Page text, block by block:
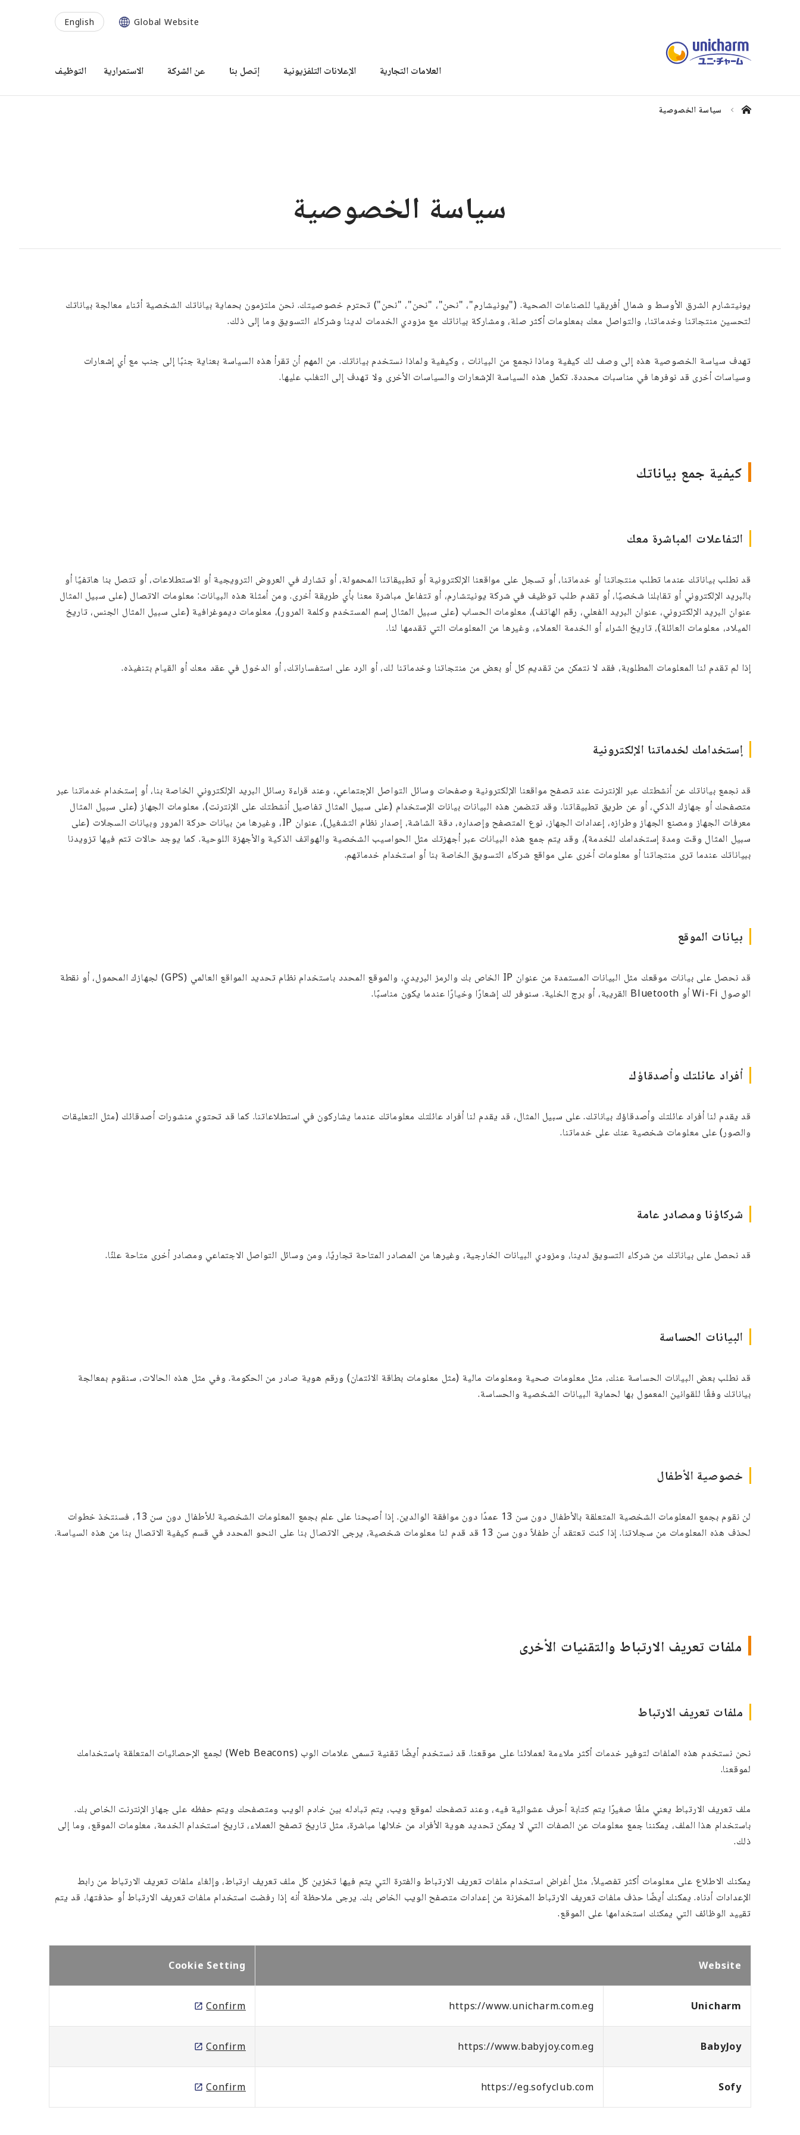
العلامات التجارية الإعلانات التلفزيونية إتصل بنا عن الشركة الاستمرارية التوظيف
Global Website
English
سياسة الخصوصية
سياسة الخصوصية
يونيتشارم الشرق الأوسط و شمال أفريقيا للصناعات الصحية. ("يونيشارم"، "نحن"، "نحن"، "نحن") تحترم خصوصيتك. نحن ملتزمون بحماية بياناتك الشخصية أثناء معالجة بياناتك
لتحسين منتجاتنا وخدماتنا، والتواصل معك بمعلومات أكثر صلة، ومشاركة بياناتك مع مزودي الخدمات لدينا وشركاء التسويق وما إلى ذلك.
تهدف سياسة الخصوصية هذه إلى وصف لك كيفية وماذا نجمع من البيانات ، وكيفية ولماذا نستخدم بياناتك. من المهم أن تقرأ هذه السياسة بعناية جنبًا إلى جنب مع أي إشعارات
وسياسات أخرى قد نوفرها في مناسبات محددة. تكمل هذه السياسة الإشعارات والسياسات الأخرى ولا تهدف إلى التغلب عليها.
كيفية جمع بياناتك
التفاعلات المباشرة معك
قد نطلب بياناتك عندما تطلب منتجاتنا أو خدماتنا، أو تسجل على مواقعنا الإلكترونية أو تطبيقاتنا المحمولة، أو تشارك في العروض الترويجية أو الاستطلاعات، أو تتصل بنا هاتفيًا أو
بالبريد الإلكتروني أو تقابلنا شخصيًا، أو تقدم طلب توظيف في شركة يونيتشارم، أو تتفاعل مباشرة معنا بأي طريقة أخرى. ومن أمثلة هذه البيانات: معلومات الاتصال (على سبيل المثال
عنوان البريد الإلكتروني، عنوان البريد الفعلي، رقم الهاتف)، معلومات الحساب (على سبيل المثال إسم المستخدم وكلمة المرور)، معلومات ديموغرافية (على سبيل المثال الجنس، تاريخ
الميلاد، معلومات العائلة)، تاريخ الشراء أو الخدمة العملاء، وغيرها من المعلومات التي تقدمها لنا.
إذا لم تقدم لنا المعلومات المطلوبة، فقد لا نتمكن من تقديم كل أو بعض من منتجاتنا وخدماتنا لك، أو الرد على استفساراتك، أو الدخول في عقد معك أو القيام بتنفيذه.
إستخدامك لخدماتنا الإلكترونية
قد نجمع بياناتك عن أنشطتك عبر الإنترنت عند تصفح مواقعنا الإلكترونية وصفحات وسائل التواصل الإجتماعي، وعند قراءة رسائل البريد الإلكتروني الخاصة بنا، أو إستخدام خدماتنا عبر
متصفحك أو جهازك الذكي، أو عن طريق تطبيقاتنا. وقد تتضمن هذه البيانات بيانات الإستخدام (على سبيل المثال تفاصيل أنشطتك على الإنترنت)، معلومات الجهاز (على سبيل المثال
معرفات الجهاز ومصنع الجهاز وطرازه، إعدادات الجهاز، نوع المتصفح وإصداره، دقة الشاشة، إصدار نظام التشغيل)، عنوان IP، وغيرها من بيانات حركة المرور وبيانات السجلات (على
سبيل المثال وقت ومدة إستخدامك للخدمة)، وقد يتم جمع هذه البيانات عبر أجهزتك مثل الحواسيب الشخصية والهواتف الذكية والأجهزة اللوحية. كما يوجد حالات تتم فيها تزويدنا
ببياناتك عندما ترى منتجاتنا أو معلومات أخرى على مواقع شركاء التسويق الخاصة بنا أو استخدام خدماتهم.
بيانات الموقع
قد نحصل على بيانات موقعك مثل البيانات المستمدة من عنوان IP الخاص بك والرمز البريدي، والموقع المحدد باستخدام نظام تحديد المواقع العالمي (GPS) لجهازك المحمول، أو نقطة
الوصول Wi-Fi أو Bluetooth القريبة، أو برج الخلية. سنوفر لك إشعارًا وخيارًا عندما يكون مناسبًا.
أفراد عائلتك وأصدقاؤك
قد يقدم لنا أفراد عائلتك وأصدقاؤك بياناتك. على سبيل المثال، قد يقدم لنا أفراد عائلتك معلوماتك عندما يشاركون في استطلاعاتنا. كما قد تحتوي منشورات أصدقائك (مثل التعليقات
والصور) على معلومات شخصية عنك على خدماتنا.
شركاؤنا ومصادر عامة
قد نحصل على بياناتك من شركاء التسويق لدينا، ومزودي البيانات الخارجية، وغيرها من المصادر المتاحة تجاريًا، ومن وسائل التواصل الاجتماعي ومصادر أخرى متاحة علنًا.
البيانات الحساسة
قد نطلب بعض البيانات الحساسة عنك، مثل معلومات صحية ومعلومات مالية (مثل معلومات بطاقة الائتمان) ورقم هوية صادر من الحكومة. وفي مثل هذه الحالات، سنقوم بمعالجة
بياناتك وفقًا للقوانين المعمول بها لحماية البيانات الشخصية والحساسة.
خصوصية الأطفال
لن نقوم بجمع المعلومات الشخصية المتعلقة بالأطفال دون سن 13 عمدًا دون موافقة الوالدين. إذا أصبحنا على علم بجمع المعلومات الشخصية للأطفال دون سن 13، فسنتخذ خطوات
لحذف هذه المعلومات من سجلاتنا. إذا كنت تعتقد أن طفلاً دون سن 13 قد قدم لنا معلومات شخصية، يرجى الاتصال بنا على النحو المحدد في قسم كيفية الاتصال بنا من هذه السياسة.
ملفات تعريف الارتباط والتقنيات الأخرى
ملفات تعريف الارتباط
نحن نستخدم هذه الملفات لتوفير خدمات أكثر ملاءمة لعملائنا على موقعنا. قد نستخدم أيضًا تقنية تسمى علامات الوِب (Web Beacons) لجمع الإحصائيات المتعلقة باستخدامك
لموقعنا.
ملف تعريف الارتباط يعني ملفًا صغيرًا يتم كتابة أحرف عشوائية فيه، وعند تصفحك لموقع ويب، يتم تبادله بين خادم الويب ومتصفحك ويتم حفظه على جهاز الإنترنت الخاص بك.
باستخدام هذا الملف، يمكننا جمع معلومات عن الصفات التي لا يمكن تحديد هوية الأفراد من خلالها مباشرة، مثل تاريخ تصفح العملاء، تاريخ استخدام الخدمة، معلومات الموقع، وما إلى
ذلك.
يمكنك الاطلاع على معلومات أكثر تفصيلاً، مثل أغراض استخدام ملفات تعريف الارتباط والفترة التي يتم فيها تخزين كل ملف تعريف ارتباط، وإلغاء ملفات تعريف الارتباط من رابط
الإعدادات أدناه. يمكنك أيضًا حذف ملفات تعريف الارتباط المخزنة من إعدادات متصفح الويب الخاص بك. يرجى ملاحظة أنه إذا رفضت استخدام ملفات تعريف الارتباط أو حذفتها، قد يتم
تقييد الوظائف التي يمكنك استخدامها على الموقع.
Website
Cookie Setting
Unicharm
https://www.unicharm.com.eg
Confirm
BabyJoy
https://www.babyjoy.com.eg
Confirm
Sofy
https://eg.sofyclub.com
Confirm